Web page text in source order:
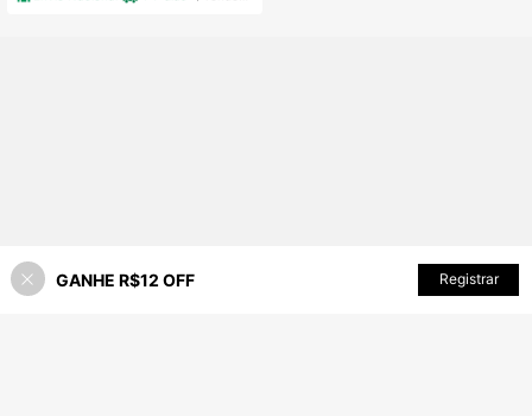
35% OFF! ADICIONAR AO CARRINHO
GANHE R$12 OFF Registrar